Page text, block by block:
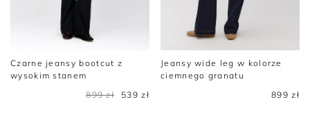
Czarne jeansy bootcut z
wysokim stanem
899 zł
539 zł
Jeansy wide leg w kolorze
ciemnego granatu
899 zł